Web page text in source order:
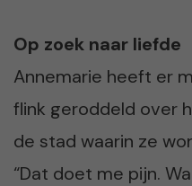
Op zoek naar liefde
Annemarie heeft er
flink geroddeld over
de stad waarin ze
“Dat doet me pijn.